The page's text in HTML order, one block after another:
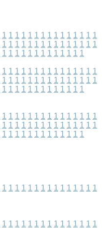
1 1 1 1 1 1 1 1 1 1 1 1 1 1 1
1 1 1 1 1 1 1 1 1 1 1 1 1 1 1
1 1 1 1 1 1 1 1 1 1 1 1 1
1 1 1 1 1 1 1 1 1 1 1 1 1 1 1
1 1 1 1 1 1 1 1 1 1 1 1 1 1 1
1 1 1 1 1 1 1 1 1 1 1 1 1
1 1 1 1 1 1 1 1 1 1 1 1 1 1 1
1 1 1 1 1 1 1 1 1 1 1 1 1 1 1
1 1 1 1 1 1 1 1 1 1 1 1 1
1 1 1 1 1 1 1 1 1 1 1 1 1 1 1
1 1 1 1 1 1 1 1 1 1 1 1 1 1 1